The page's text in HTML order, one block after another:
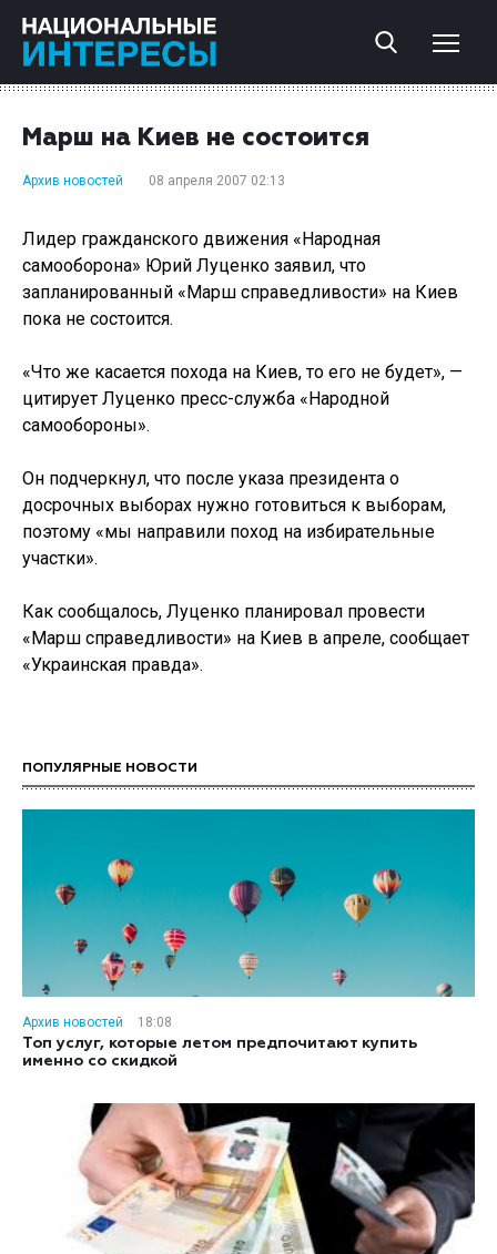
Марш на Киев не состоится
Архив новостей 08 апреля 2007 02:13
Лидер гражданского движения «Народная
самооборона» Юрий Луценко заявил, что
запланированный «Марш справедливости» на Киев
пока не состоится.
«Что же касается похода на Киев, то его не будет», —
цитирует Луценко пресс-служба «Народной
самообороны».
Он подчеркнул, что после указа президента о
досрочных выборах нужно готовиться к выборам,
поэтому «мы направили поход на избирательные
участки».
Как сообщалось, Луценко планировал провести
«Марш справедливости» на Киев в апреле, сообщает
«Украинская правда».
ПОПУЛЯРНЫЕ НОВОСТИ
Архив новостей
18:08
Топ услуг, которые летом предпочитают купить
именно со скидкой